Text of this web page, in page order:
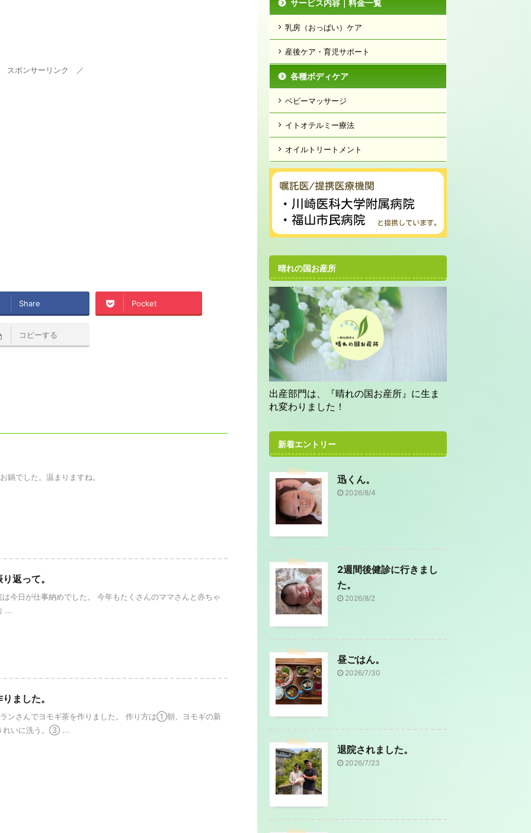
スポンサーリンク ／
Share Pocket
コピーする
鍋でした。温まりますね。
返って。
今日が仕事納めでした。 今年もたくさんのママさんと赤ちゃ
...
ました。
ンさんでヨモギ茶を作りました。 作り方は①朝、ヨモギの新
いに洗う。③ ...
サービス内容｜料金一覧
乳房（おっぱい）ケア
産後ケア・育児サポート
各種ボディケア
ベビーマッサージ
イトオテルミー療法
オイルトリートメント
晴れの国お産所
出産部門は、『晴れの国お産所』に生ま
れ変わりました！
新着エントリー
迅くん。
2026/8/4
2週間後健診に行きまし
た。
2026/8/2
昼ごはん。
2026/7/30
退院されました。
2026/7/23